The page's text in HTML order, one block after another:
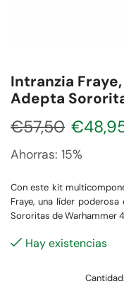
Intranzia
Adepta
€57,50 €
Ahorras: 15%
Con este kit
Fraye, una líder
Sororitas de Warhammer
Hay existencias